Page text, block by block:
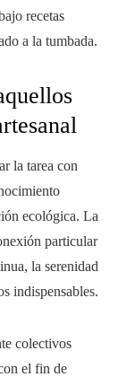
recetas
a la tumbada.
la tarea con
ecológica. La
particular
la serenidad
indispensables.
colectivos
el fin de